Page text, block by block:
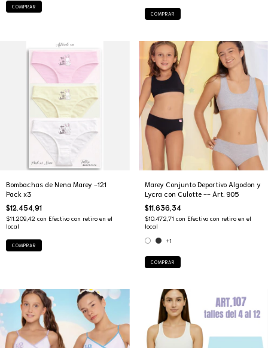
COMPRAR
COMPRAR
Bombachas de Nena Marey -121
Pack x3
$12.454,91
$11.209,42 con Efectivo con retiro en el
local
COMPRAR
Marey Conjunto Deportivo Algodon y
Lycra con Culotte -- Art. 905
$11.636,34
$10.472,71 con Efectivo con retiro en el
local
+1
COMPRAR